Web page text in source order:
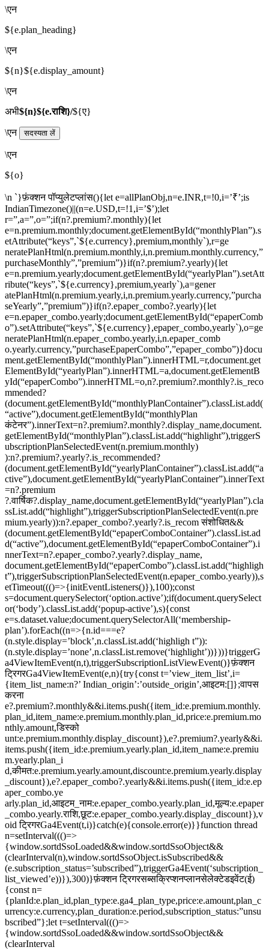
\एन
${e.plan_heading}
\एन
${n}${e.display_amount}
\एन
अभी${n}${e.राशि}/${ए}
\एन सदस्यता लें
\एन
${o}
\n `}फ़ंक्शन पॉप्युलेटप्लांस(){let e=allPlanObj,n=e.INR,t=!0,i=’₹’;is
IndianTimezone()||(n=e.USD,t=!1,i=’$’);let
r=”,a=”,o=”;if(n?.premium?.monthly){let
e=n.premium.monthly;document.getElementById(“monthlyPlan”).s
etAttribute(“keys”,`${e.currency},premium,monthly`),r=ge
neratePlanHtml(n.premium.monthly,i,n.premium.monthly.currency,”
purchaseMonthly”,”premium”)}if(n?.premium?.yearly){let
e=n.premium.yearly;document.getElementById(“yearlyPlan”).setAtt
ribute(“keys”,`${e.currency},premium,yearly`),a=gener
atePlanHtml(n.premium.yearly,i,n.premium.yearly.currency,”purcha
seYearly”,”premium”)}if(n?.epaper_combo?.yearly){let
e=n.epaper_combo.yearly;document.getElementById(“epaperComb
o”).setAttribute(“keys”,`${e.currency},epaper_combo,yearly`),o=ge
neratePlanHtml(n.epaper_combo.yearly,i,n.epaper_comb
o.yearly.currency,”purchaseEpaperCombo”,”epaper_combo”)}docu
ment.getElementById(“monthlyPlan”).innerHTML=r,document.get
ElementById(“yearlyPlan”).innerHTML=a,document.getElementB
yId(“epaperCombo”).innerHTML=o,n?.premium?.monthly?.is_reco
mmended?
(document.getElementById(“monthlyPlanContainer”).classList.add(
“active”),document.getElementById(“monthlyPlan
कंटेनर”).innerText=n?.premium?.monthly?.display_name,document.
getElementById(“monthlyPlan”).classList.add(“highlight”),triggerS
ubscriptionPlanSelectedEvent(n.premium.monthly)
):n?.premium?.yearly?.is_recommended?
(document.getElementById(“yearlyPlanContainer”).classList.add(“a
ctive”),document.getElementById(“yearlyPlanContainer”).innerText
=n?.premium
?.वार्षिक?.display_name,document.getElementById(“yearlyPlan”).cla
ssList.add(“highlight”),triggerSubscriptionPlanSelectedEvent(n.pre
mium.yearly)):n?.epaper_combo?.yearly?.is_recom संशोधित&&
(document.getElementById(“epaperComboContainer”).classList.ad
d(“active”),document.getElementById(“epaperComboContainer”).i
nnerText=n?.epaper_combo?.yearly?.display_name,
document.getElementById(“epaperCombo”).classList.add(“highligh
t”),triggerSubscriptionPlanSelectedEvent(n.epaper_combo.yearly)),s
etTimeout((()=>{initEventListeners()}),100);const
s=document.querySelector(‘option.active’);if(document.querySelect
or(‘body’).classList.add(‘popup-active’),s){const
e=s.dataset.value;document.querySelectorAll(‘membership-
plan’).forEach((n=>{n.id===e?
(n.style.display=’block’,n.classList.add(‘highligh t”)):
(n.style.display=’none’,n.classList.remove(‘highlight’))}))}triggerG
a4ViewItemEvent(n,t),triggerSubscriptionListViewEvent()}फ़ंक्शन
ट्रिगरGa4ViewItemEvent(e,n){try{const t=’view_item_list’,i=
{item_list_name:n?’ Indian_origin’:’outside_origin’,आइटम:[]};वापस
करना
e?.premium?.monthly&&i.items.push({item_id:e.premium.monthly.
plan_id,item_name:e.premium.monthly.plan_id,price:e.premium.mo
nthly.amount,डिस्को
unt:e.premium.monthly.display_discount}),e?.premium?.yearly&&i.
items.push({item_id:e.premium.yearly.plan_id,item_name:e.premiu
m.yearly.plan_i
d,कीमत:e.premium.yearly.amount,discount:e.premium.yearly.display
_discount}),e?.epaper_combo?.yearly&&i.items.push({item_id:e.ep
aper_combo.ye
arly.plan_id,आइटम_नाम:e.epaper_combo.yearly.plan_id,मूल्य:e.epaper
_combo.yearly.राशि,छूट:e.epaper_combo.yearly.display_discount}),v
oid ट्रिगरGa4Event(t,i)}catch(e){console.error(e)}}function thread
n=setInterval((()=>
{window.sortdSsoLoaded&&window.sortdSsoObject&&
(clearInterval(n),window.sortdSsoObject.isSubscribed&&
(e.subscription_status=’subscribed”),triggerGa4Event(‘subscription_
list_viewed’e))}),300)}फ़ंक्शन ट्रिगरसब्सक्रिप्शनप्लानसेलेक्टेडइवेंट(ई)
{const n=
{planId:e.plan_id,plan_type:e.ga4_plan_type,price:e.amount,plan_c
urrency:e.currency,plan_duration:e.period,subscription_status:”unsu
bscribed”};let t=setInterval((()=>
{window.sortdSsoLoaded&&window.sortdSsoObject&&
(clearInterval